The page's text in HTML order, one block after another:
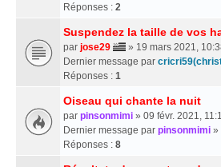
Réponses : 2
Suspendez la taille de vos
par jose29
» 19 mars 2021,
Dernier message par
Réponses : 1
Oiseau qui chante la nuit
par pinsonmimi » 09 févr. 2021,
Dernier message par pinsonmimi »
Réponses : 8